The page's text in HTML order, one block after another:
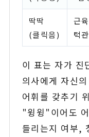
딱딱
(클릭음)
근
턱
이 표는 자가 진
의사에게 자신
어휘를 갖추기
"윙윙"이어도
들리는지 여부,